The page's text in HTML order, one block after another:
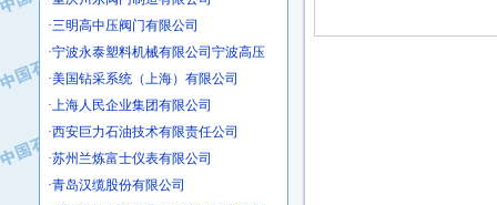
·三明高中压阀门有限公司
·宁波永泰塑料机械有限公司宁波高压
·美国钻采系统（上海）有限公司
·上海人民企业集团有限公司
·西安巨力石油技术有限责任公司
·苏州兰炼富士仪表有限公司
·青岛汉缆股份有限公司
·厦门市榕兴新世纪石油设备制造有限